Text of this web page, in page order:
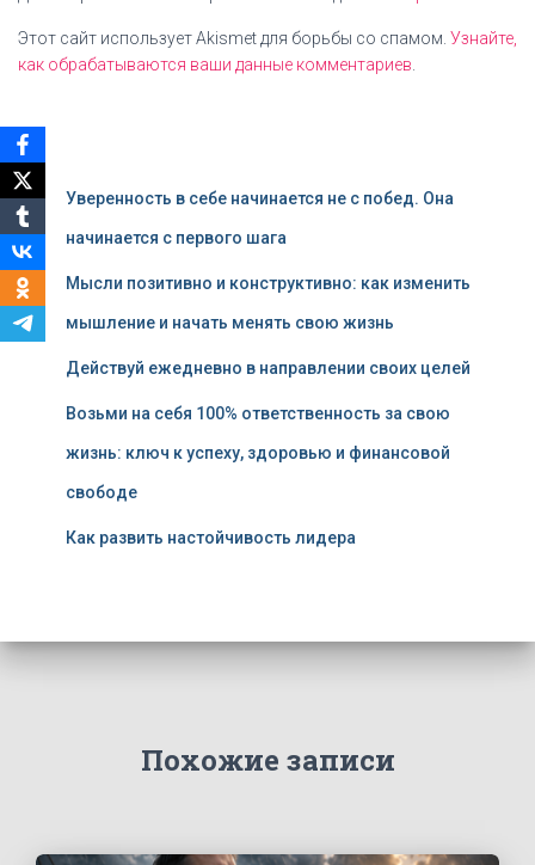
Этот сайт использует Akismet для борьбы со спамом. Узнайте,
как обрабатываются ваши данные комментариев
Уверенность в себе начинается не с побед. Она
начинается с первого шага
Мысли позитивно и конструктивно: как изменить
мышление и начать менять свою жизнь
Действуй ежедневно в направлении своих целей
Возьми на себя 100% ответственность за свою
жизнь: ключ к успеху, здоровью и финансовой
свободе
Как развить настойчивость лидера
Похожие записи